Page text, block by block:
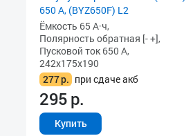
650 А, (BYZ650F) L2
Ёмкость 65 А·ч,
Полярность обратная [- +],
Пусковой ток 650 А,
242x175x190
277р. при сдаче акб
295р.
Купить